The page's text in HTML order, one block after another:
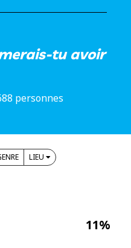
tu avoir
personnes
LIEU
11%